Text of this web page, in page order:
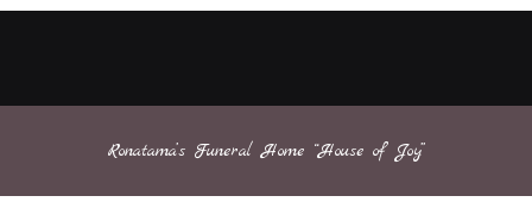
Ronatama’s Funeral Home “House of Joy”